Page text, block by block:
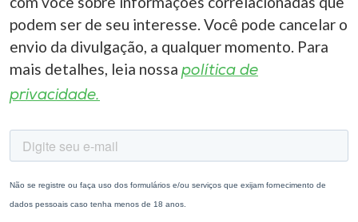
podem ser de seu interesse. Você pode cancelar o
envio da divulgação, a qualquer momento. Para
mais detalhes, leia nossa política de
privacidade.